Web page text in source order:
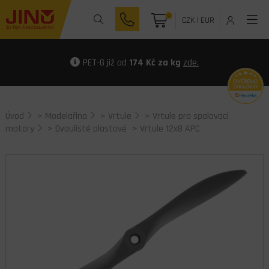
0 CZK| EUR
PET-G již od 174 Kč za kg zde.
Úvod > Modelařina > Vrtule > Vrtule pro spalovací
motory
> Dvoulisté plastové > Vrtule 12x8 APC